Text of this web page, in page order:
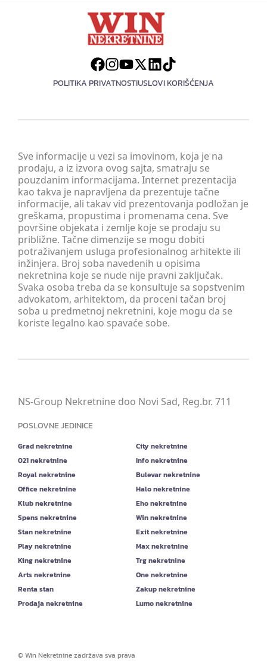
POLITIKA PRIVATNOSTIUSLOVI KORIŠĆENJA
Sve informacije u vezi sa imovinom, koja je na
prodaju, a iz izvora ovog sajta, smatraju se
pouzdanim informacijama. Internet prezentacija
kao takva je napravljena da prezentuje tačne
informacije, ali takav vid prezentovanja podložan je
greškama, propustima i promenama cena. Sve
površine objekata i zemlje koje se prodaju su
približne. Tačne dimenzije se mogu dobiti
potraživanjem usluga profesionalnog arhitekte ili
inžinjera. Broj soba navedenih u opisima
nekretnina koje se nude nije pravni zaključak.
Svaka osoba treba da se konsultuje sa sopstvenim
advokatom, arhitektom, da proceni tačan broj
soba u predmetnoj nekretnini, koje mogu da se
koriste legalno kao spavaće sobe.
NS-Group Nekretnine doo Novi Sad, Reg.br. 711
POSLOVNE JEDINICE
Grad nekretnine
City nekretnine
021 nekretnine
Info nekretnine
Royal nekretnine
Bulevar nekretnine
Office nekretnine
Halo nekretnine
Klub nekretnine
Eho nekretnine
Spens nekretnine
Win nekretnine
Stan nekretnine
Exit nekretnine
Play nekretnine
Max nekretnine
King nekretnine
Trg nekretnine
Arts nekretnine
One nekretnine
Renta stan
Zakup nekretnine
Prodaja nekretnine
Lumo nekretnine
©Win Nekretninezadržava sva prava